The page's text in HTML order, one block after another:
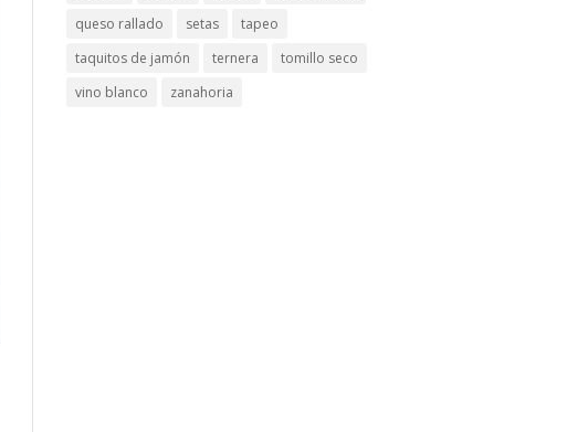
queso rallado
setas
tapeo
taquitos de jamón
ternera
tomillo seco
vino blanco
zanahoria